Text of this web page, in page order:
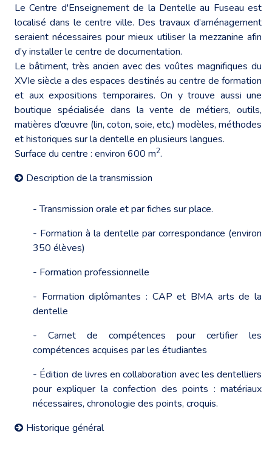
Le Centre d'Enseignement de la Dentelle au Fuseau est
localisé dans le centre ville. Des travaux d’aménagement
seraient nécessaires pour mieux utiliser la mezzanine afin
d’y installer le centre de documentation.
Le bâtiment, très ancien avec des voûtes magnifiques du
XVIe siècle a des espaces destinés au centre de formation
et aux expositions temporaires. On y trouve aussi une
boutique spécialisée dans la vente de métiers, outils,
matières d’œuvre (lin, coton, soie, etc,) modèles, méthodes
et historiques sur la dentelle en plusieurs langues.
Surface du centre : environ 600 m2.
Description de la transmission
- Transmission orale et par fiches sur place.
- Formation à la dentelle par correspondance (environ
350 élèves)
- Formation professionnelle
- Formation diplômantes : CAP et BMA arts de la
dentelle
- Carnet de compétences pour certifier les
compétences acquises par les étudiantes
- Édition de livres en collaboration avec les dentelliers
pour expliquer la confection des points : matériaux
nécessaires, chronologie des points, croquis.
Historique général